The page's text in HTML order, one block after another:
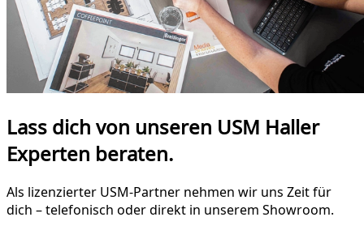
Lass dich von unseren USM Haller
Experten beraten.
Als lizenzierter USM-Partner nehmen wir uns Zeit für
dich – telefonisch oder direkt in unserem Showroom.